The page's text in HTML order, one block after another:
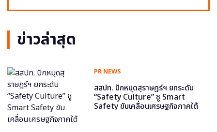
ข่าวล่าสุด
PR NEWS
สสปท. ปักหมุดสุราษฎร์ฯ ยกระดับ
“Safety Culture” ชู Smart
Safety ขับเคลื่อนเศรษฐกิจภาคใต้